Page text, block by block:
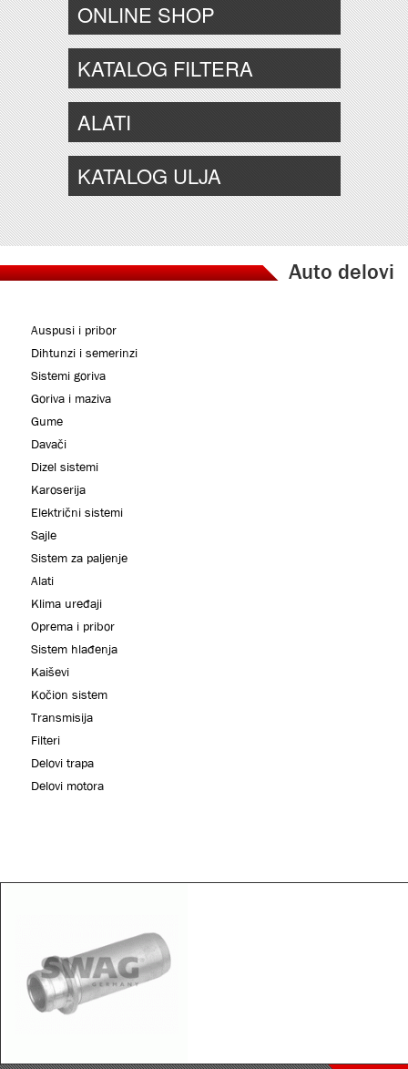
ONLINE SHOP
KATALOG FILTERA
ALATI
KATALOG ULJA
Auto delovi
Auspusi i pribor
Dihtunzi i semerinzi
Sistemi goriva
Goriva i maziva
Gume
Davači
Dizel sistemi
Karoserija
Električni sistemi
Sajle
Sistem za paljenje
Alati
Klima uređaji
Oprema i pribor
Sistem hlađenja
Kaiševi
Kočion sistem
Transmisija
Filteri
Delovi trapa
Delovi motora